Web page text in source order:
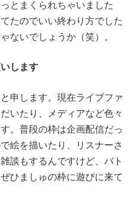
とまくられちゃいました
たのでいい終わり方でした
ないでしょうか（笑）。
します
申します。現在ライブファ
いたり、メディアなど色々
。普段の枠は企画配信だっ
絵を描いたり、リスナーさ
談もするんですけど、バト
ひましゅの枠に遊びに来て